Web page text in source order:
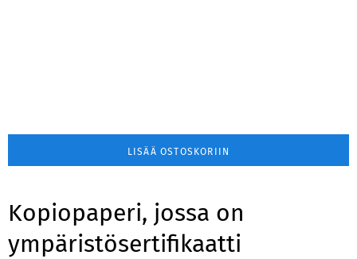
LISÄÄ OSTOSKORIIN
Kopiopaperi, jossa on
ympäristösertifikaatti